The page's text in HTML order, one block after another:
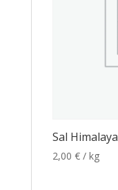
Sal Himalaya
2,00 € / kg